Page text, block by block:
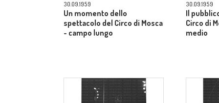
30.09.1959
Un momento dello
spettacolo del Circo di Mosca
- campo lungo
30.09.1959
Il
Circo di
medio